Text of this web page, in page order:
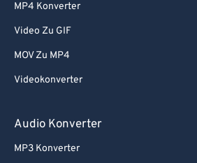
MP4 Konverter
Video Zu GIF
MOV Zu MP4
Videokonverter
Audio Konverter
MP3 Konverter